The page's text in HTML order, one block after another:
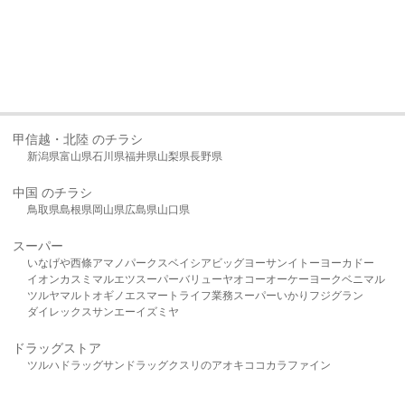
甲信越・北陸 のチラシ
新潟県富山県石川県福井県山梨県長野県
中国 のチラシ
鳥取県島根県岡山県広島県山口県
スーパー
いなげや西條アマノパークスベイシア ビッグヨーサンイトーヨーカドー
イオンカスミ マルエツスーパーバリューヤオコーオーケー ヨークベニマル
ツルヤマルト オギノ エスマート ライフ業務スーパーいかり フジグラン
ダイレックスサンエーイズミヤ
ドラッグストア
ツルハドラッグサンドラッグクスリのアオキ ココカラファイン